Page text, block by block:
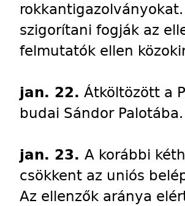
szigorítani fogják az
felmutatók ellen
jan. 22. Átköltözött a
budai Sándor Palotába.
jan. 23. A korábbi
csökkent az uniós
Az ellenzők aránya